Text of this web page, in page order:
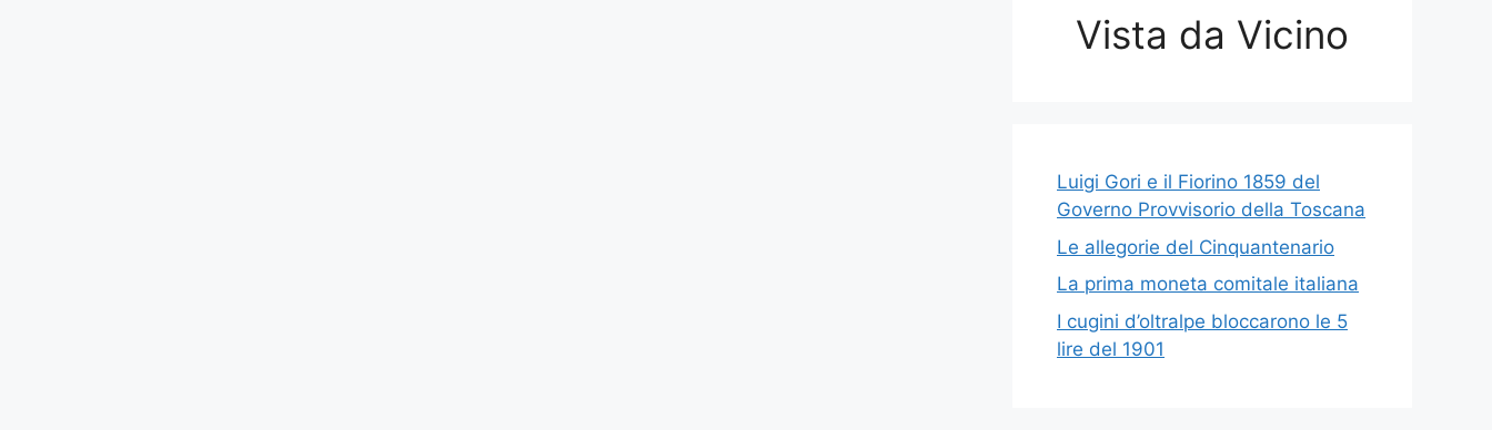
Vista da Vicino
Luigi Gori e il Fiorino 1859 del
Governo Provvisorio della Toscana
Le allegorie del Cinquantenario
La prima moneta comitale italiana
I cugini d’oltralpe bloccarono le 5
lire del 1901